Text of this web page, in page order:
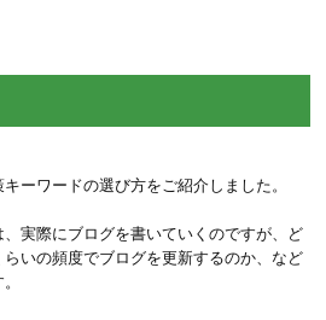
ーワードの選び方をご紹介しました。
実際にブログを書いていくのですが、ど
いの頻度でブログを更新するのか、など